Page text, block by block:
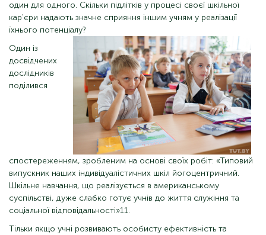
один для одного. Скільки підлітків у процесі своєї шкільної
кар'єри надають значне сприяння іншим учням у реалізації
їхнього потенціалу?
Один із
досвідчених
дослідників
поділився
спостереженням, зробленим на основі своїх робіт: «Типовий
випускник наших індивідуалістичних шкіл йогоцентричний.
Шкільне навчання, що реалізується в американському
суспільстві, дуже слабко готує учнів до життя служіння та
соціальної відповідальності»11.
Тільки якщо учні розвивають особисту ефективність та